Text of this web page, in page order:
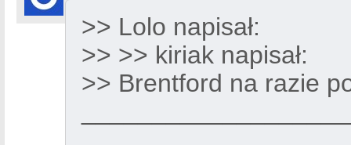
>> Lolo napisał:
>> >> kiriak napisał:
>> Brentford na razie